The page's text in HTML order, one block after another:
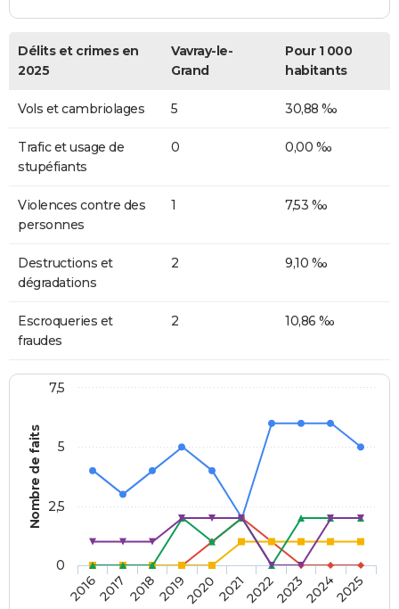
Délits et crimes en
2025
Vavray-le-
Grand
Pour 1 000
habitants
Vols et cambriolages 5 30,88 ‰
Trafic et usage de
stupéfiants
0 0,00 ‰
Violences contre des
personnes
1 7,53 ‰
Destructions et
dégradations
2 9,10 ‰
Escroqueries et
fraudes
2 10,86 ‰
Nombre de faits
20162017 20182019202020212022202320242025
0
2,5
5
7,5